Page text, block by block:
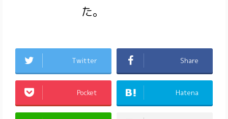
た。
Twitter Share
Pocket Hatena